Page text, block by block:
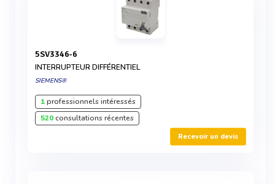
5SV3346-6
INTERRUPTEUR DIFFÉRENTIEL
SIEMENS®
1professionnels intéressés
520consultations récentes
Recevoir un devis